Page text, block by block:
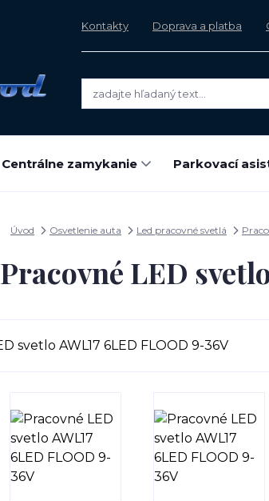
Kontakty Doprava a platba
Centrálne zamykanie Parkovací
Úvod Osvetlenie auta Led pracovné svetlá
Pracovné LED